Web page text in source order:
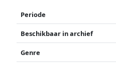
Periode
Beschikbaar in archief
Genre